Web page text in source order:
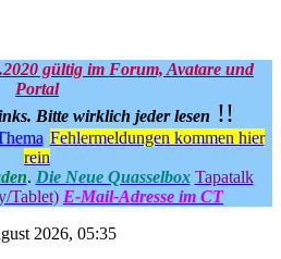
gültig im Forum, Avatare und
Portal
Bitte wirklich jeder lesen !!
Fehlermeldungen kommen hier
rein
. Die Neue Quasselbox Tapatalk
Tablet) E-Mail-Adresse im CT
2026, 05:35